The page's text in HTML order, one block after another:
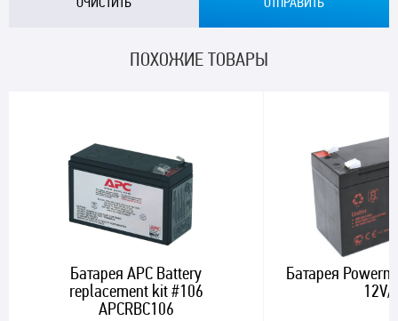
ПОХОЖИЕ ТОВАРЫ
Батарея APC Battery
replacement kit #106
APCRBC106
Батарея
12V/